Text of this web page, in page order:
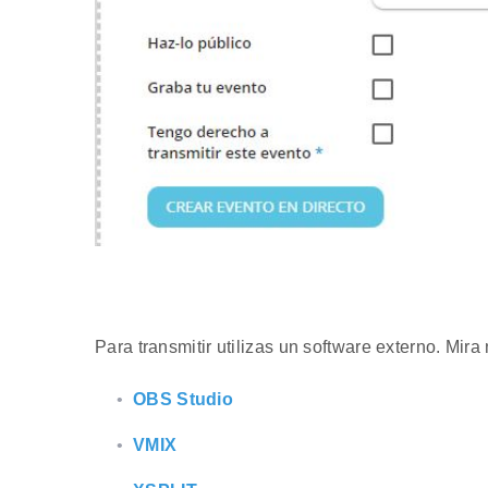
Para transmitir utilizas un software externo. Mira
OBS Studio
VMIX